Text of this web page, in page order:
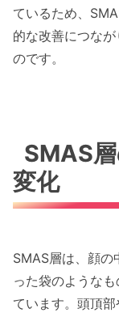
ているため、
的な改善につな
のです。
SMAS
変化
SMAS層は、顔の
った袋のような
ています。頭頂